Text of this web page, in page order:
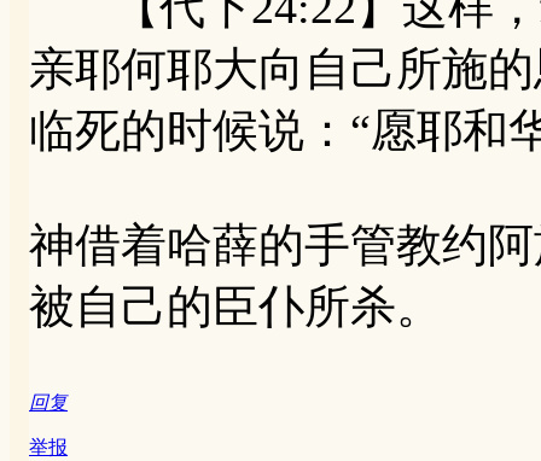
亲耶何耶大向自己所施
临死的时候说：“愿耶和
神借着哈薛的手管教约
被自己的臣仆所杀。
回复
举报